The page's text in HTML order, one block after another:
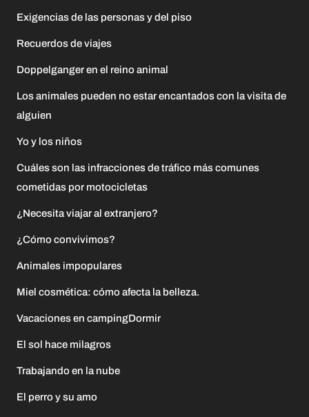
Exigencias de las personas y del piso
Recuerdos de viajes
Doppelganger en el reino animal
Los animales pueden no estar encantados con la visita de
alguien
Yo y los niños
Cuáles son las infracciones de tráfico más comunes
cometidas por motocicletas
¿Necesita viajar al extranjero?
¿Cómo convivimos?
Animales impopulares
Miel cosmética: cómo afecta la belleza.
Vacaciones en campingDormir
El sol hace milagros
Trabajando en la nube
El perro y su amo